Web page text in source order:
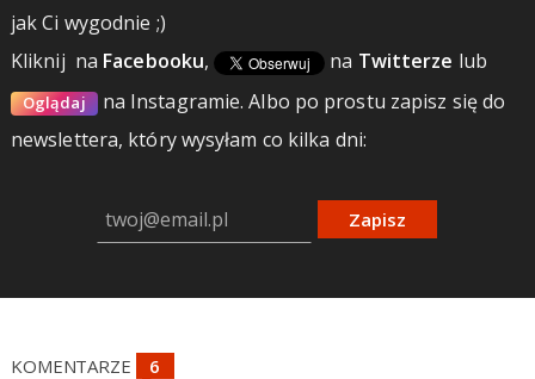
jak Ci wygodnie ;)
Kliknij na Facebooku, na Twitterze lub
Oglądaj na Instagramie.Albo po prostu zapisz się do
newslettera, który wysyłam co kilka dni:
Zapisz
KOMENTARZE